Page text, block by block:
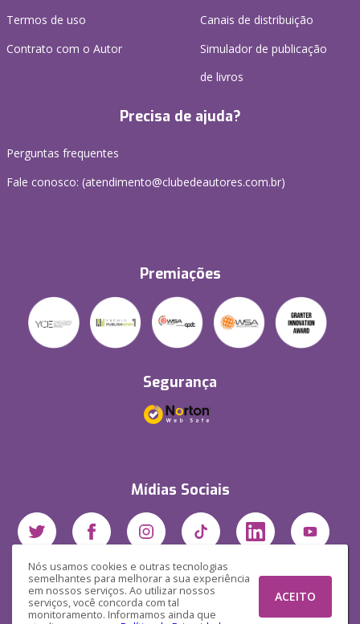
Nós usamos cookies e outras tecnologias
semelhantes para melhorar a sua experiência
em nossos serviços. Ao utilizar nossos
serviços, você concorda com tal
monitoramento. Informamos ainda que
ACEITO
Termos de uso
Contrato com o Autor
Canais de distribuição
Simulador de publicação
de livros
Precisa de ajuda?
Perguntas frequentes
Fale conosco: (atendimento@clubedeautores.com.br)
Premiações
Segurança
Mídias Sociais